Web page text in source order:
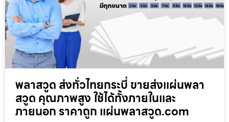
พลาสวูด ส่งทั่วไทยกระบี่ ขายส่งแผ่นพลา
สวูด คุณภาพสูง ใช้ได้ทั้งภายในและ
ภายนอก ราคาถูก แผ่นพลาสวูด.com